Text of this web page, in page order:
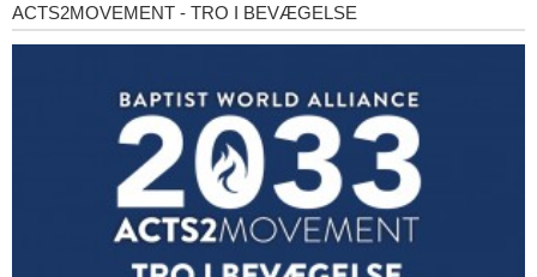
Acts2Movement
ACTS2MOVEMENT - TRO I BEVÆGELSE